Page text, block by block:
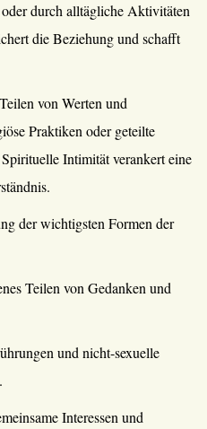
durch alltägliche Aktivitäten
die Beziehung und schafft
von Werten und
Praktiken oder geteilte
Intimität verankert eine
der wichtigsten Formen der
Teilen von Gedanken und
und nicht-sexuelle
Interessen und